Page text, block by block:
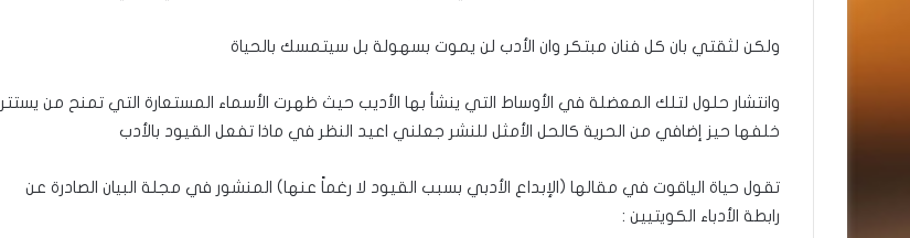
ولكن لثقتي بان كل فنان مبتكر وان الأدب لن يموت بسهولة بل سيتمسك بالحياة
وانتشار حلول لتلك المعضلة في الأوساط التي ينشأ بها الأديب حيث ظهرت الأسماء المستعارة التي تمنح من يستتر
خلفها حيز إضافي من الحرية كالحل الأمثل للنشر جعلني اعيد النظر في ماذا تفعل القيود بالأدب
تقول حياة الياقوت في مقالها (الإبداع الأدبي بسبب القيود لا رغماً عنها) المنشور في مجلة البيان الصادرة عن
رابطة الأدباء الكويتيين :